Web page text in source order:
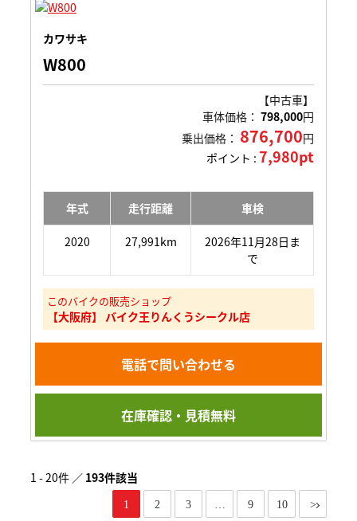
カワサキ
W800
【中古車】
車体価格： 798,000円
乗出価格： 876,700円
ポイント : 7,980pt
年式 走行距離 車検
2020 27,991km
2026年11月28日ま
で
このバイクの販売ショップ
【大阪府】 バイク王りんくうシークル店
電話で問い合わせる
在庫確認・見積無料
1 - 20件 ／ 193件該当
1 2 3 9 10 >